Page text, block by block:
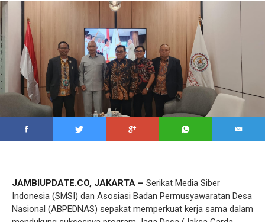
JAMBIUPDATE.CO, JAKARTA – Serikat Media Siber
Indonesia (SMSI) dan Asosiasi Badan Permusyawaratan Desa
Nasional (ABPEDNAS) sepakat memperkuat kerja sama dalam